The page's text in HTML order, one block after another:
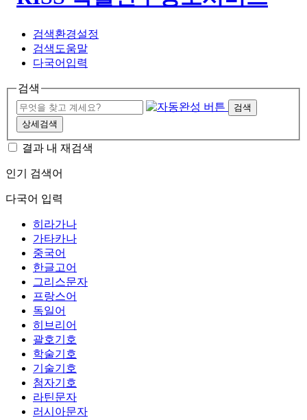
검색환경설정
검색도움말
다국어입력
검색
검색
상세검색
결과 내 재검색
인기 검색어
다국어 입력
히라가나
가타카나
중국어
한글고어
그리스문자
프랑스어
독일어
히브리어
괄호기호
학술기호
기술기호
첨자기호
라틴문자
러시아문자